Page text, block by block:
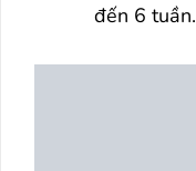
đến 6 tuần.